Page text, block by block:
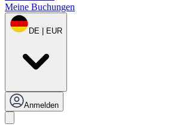
Meine Buchungen
DE | EUR
Anmelden